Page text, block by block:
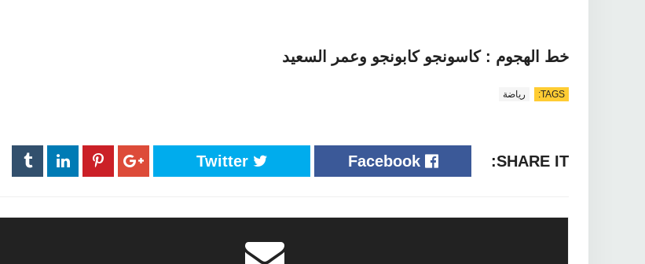
خط الهجوم : كاسونجو كابونجو وعمر السعيد
TAGS: رياضة
SHARE IT:
Facebook
Twitter